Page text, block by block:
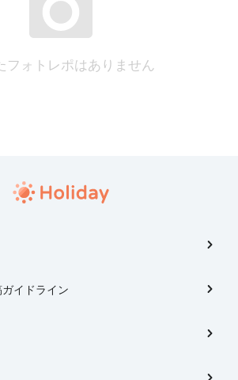
フォトレポはありません
イドライン